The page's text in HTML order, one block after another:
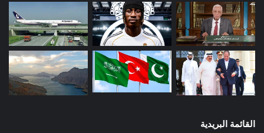
القائمة البريدية